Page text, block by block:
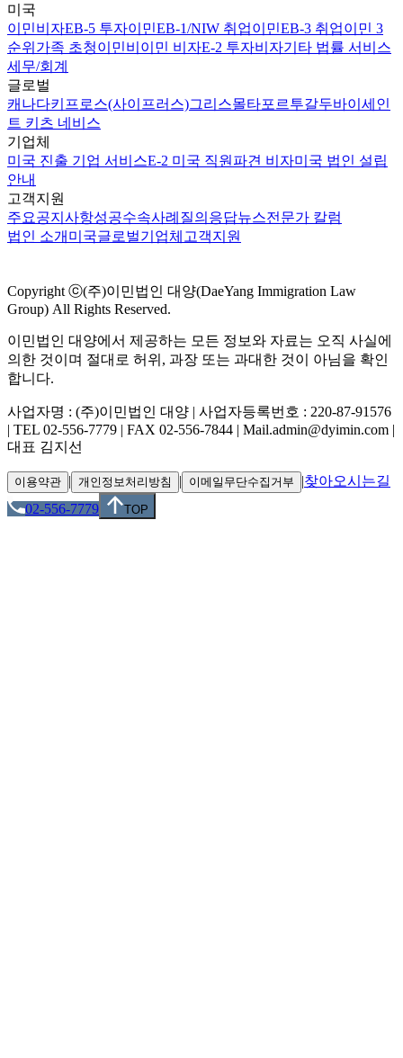
미국
이민비자EB-5 투자이민EB-1/NIW 취업이민EB-3 취업이민 3
순위 가족 초청이민비이민 비자E-2 투자비자기타 법률 서비스
세무/회계
글로벌
캐나다키프로스(사이프러스)그리스몰타포르투갈두바이 세인
트 키츠 네비스
기업체
미국 진출 기업 서비스E-2 미국 직원파견 비자미국 법인 설립
안내
고객지원
주요공지사항성공수속사례 질의응답뉴스전문가 칼럼
법인 소개 미국글로벌기업체 고객지원
Copyright ⓒ(주)이민법인 대양(DaeYang Immigration Law
Group) All Rights Reserved.
이민법인 대양에서 제공하는 모든 정보와 자료는 오직 사실에
의한 것이며 절대로 허위, 과장 또는 과대한 것이 아님을 확인
합니다.
사업자명 : (주)이민법인 대양 | 사업자등록번호 : 220-87-91576
| TEL 02-556-7779 | FAX 02-556-7844 | Mail.admin@dyimin.com |
대표 김지선
이용약관 | 개인정보처리방침 | 이메일무단수집거부 |찾아오시는길
02-556-7779
TOP